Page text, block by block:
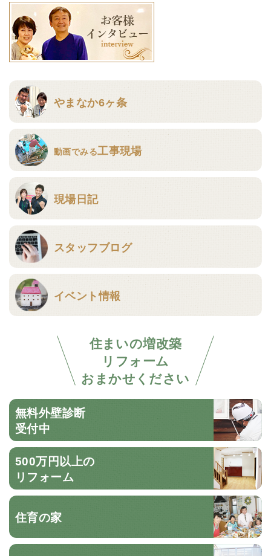
やまなか6ヶ条
動画でみる工事現場
現場日記
スタッフブログ
イベント情報
住まいの増改築
リフォーム
おまかせください
無料外壁診断
受付中
500万円以上の
リフォーム
住育の家